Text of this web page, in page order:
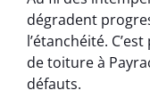
dégradent
l’étanchéité.
de toiture à
défauts.